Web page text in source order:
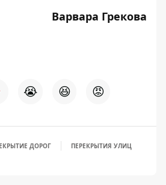
Варвара Грекова
😭 😆 😡
ДОРОГ ПЕРЕКРЫТИЯ УЛИЦ